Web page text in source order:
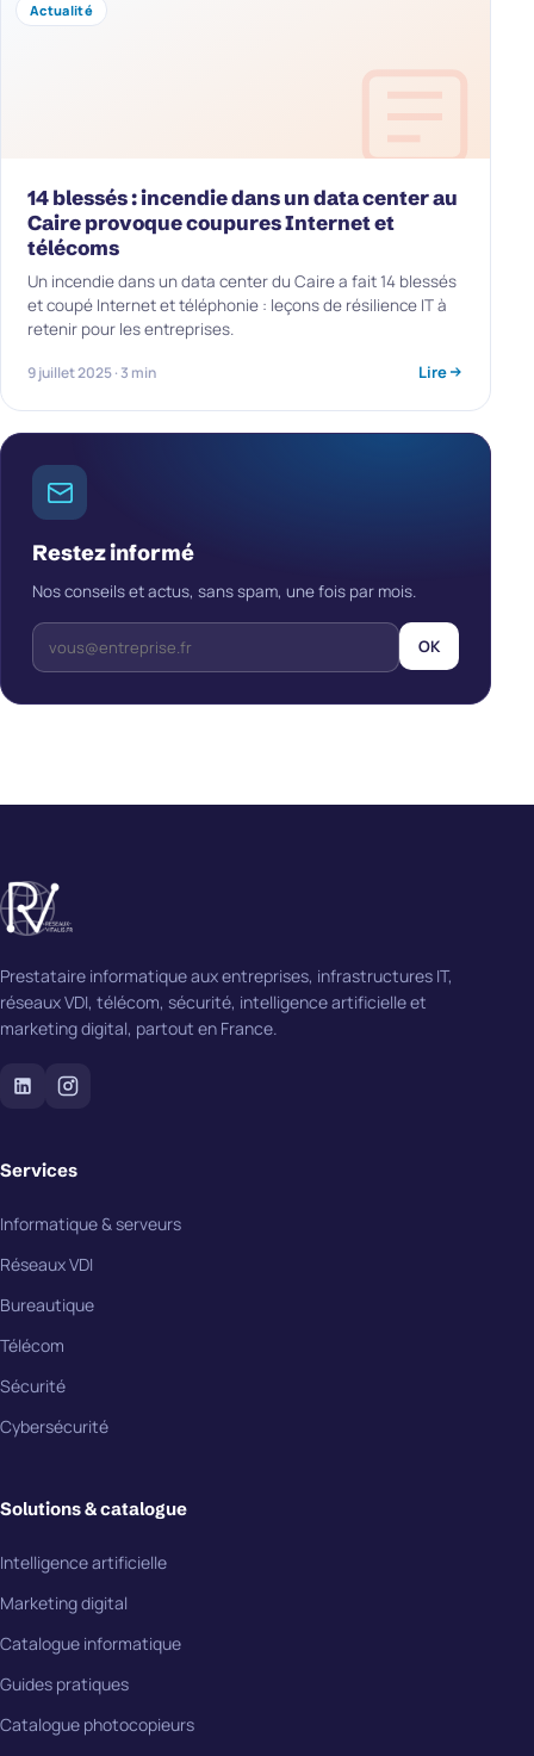
Actualité
14 blessés : incendie dans un data center au
Caire provoque coupures Internet et
télécoms
Un incendie dans un data center du Caire a fait 14 blessés
et coupé Internet et téléphonie : leçons de résilience IT à
retenir pour les entreprises.
9 juillet 2025 · 3 min Lire
Restez informé
Nos conseils et actus, sans spam, une fois par mois.
OK
Prestataire informatique aux entreprises, infrastructures IT,
réseaux VDI, télécom, sécurité, intelligence artificielle et
marketing digital, partout en France.
Services
Informatique & serveurs
Réseaux VDI
Bureautique
Télécom
Sécurité
Cybersécurité
Solutions & catalogue
Intelligence artificielle
Marketing digital
Catalogue informatique
Guides pratiques
Catalogue photocopieurs